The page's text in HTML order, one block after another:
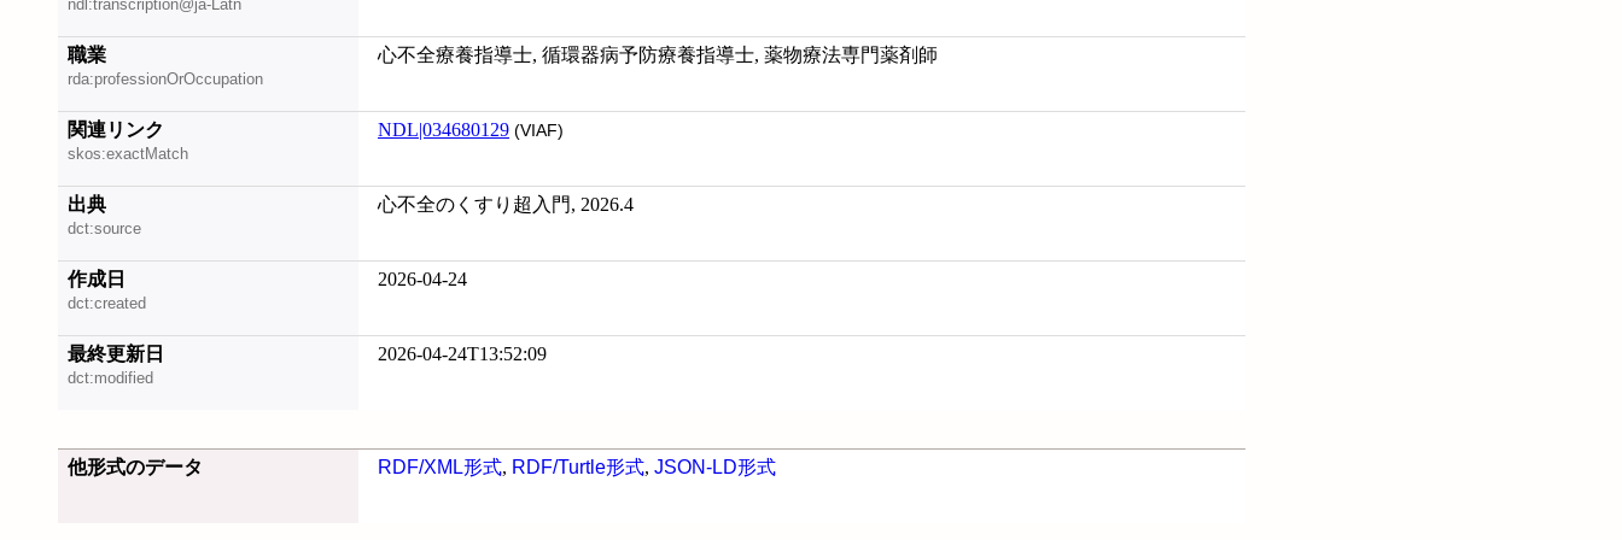
ndl:transcription@ja-Latn
職業
rda:professionOrOccupation
心不全療養指導士, 循環器病予防療養指導士, 薬物療法専門薬剤師
関連リンク
skos:exactMatch
NDL|034680129 (VIAF)
出典
dct:source
心不全のくすり超入門, 2026.4
作成日
dct:created
2026-04-24
最終更新日
dct:modified
2026-04-24T13:52:09
他形式のデータ RDF/XML形式, RDF/Turtle形式, JSON-LD形式